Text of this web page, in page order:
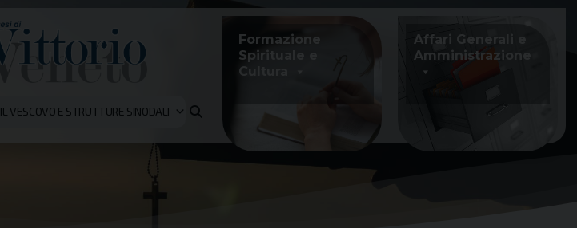
IL VESCOVO E STRUTTURE SINODALI
Formazione
Spirituale e
Cultura
Affari Generali e
Amministrazione